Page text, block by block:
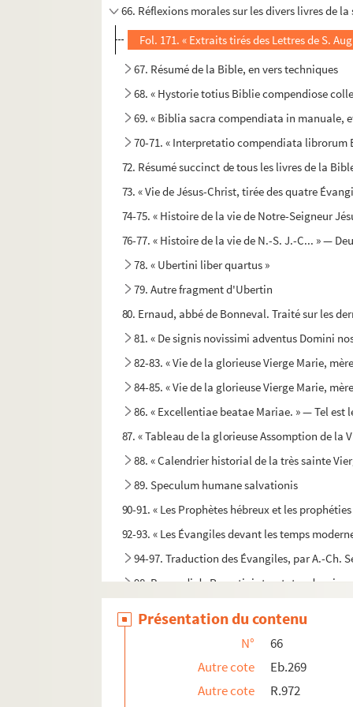
66. Réflexions morales sur les divers livres de
Fol. 171. « Extraits tirés des Lettres de S.
67. Résumé de la Bible, en vers techniques
68. « Hystorie totius Biblie compendiose
69. « Biblia sacra compendiata in manuale,
70-71. « Interpretatio compendiata librorum
72. Résumé succinct de tous les livres de la
73. « Vie de Jésus-Christ, tirée des quatre
74-75. « Histoire de la vie de Notre-Seigneur
76-77. « Histoire de la vie de N.-S. J.-C... » —
78. « Ubertini liber quartus »
79. Autre fragment d'Ubertin
80. Ernaud, abbé de Bonneval. Traité sur les
81. « De signis novissimi adventus Domini
82-83. « Vie de la glorieuse Vierge Marie,
84-85. « Vie de la glorieuse Vierge Marie,
86. « Excellentiae beatae Mariae. » — Tel
87. « Tableau de la glorieuse Assomption de la
88. « Calendrier historial de la très sainte
89. Speculum humane salvationis
90-91. « Les Prophètes hébreux et les
92-93. « Les Évangiles devant les temps
94-97. Traduction des Évangiles, par A.-Ch.
98. Bernardi de Parentinis tractatus de missa
100. « Opusculum asceticum de officio divino
Présentation du contenu
N°
66
Autre cote
Eb.269
Autre cote
R.972